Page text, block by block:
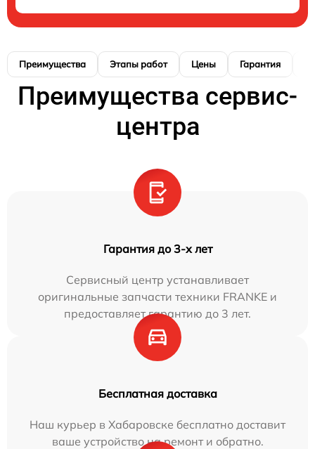
Преимущества Этапы работ Цены Гарантия
Преимущества сервис-
центра
Гарантия до 3-х лет
Сервисный центр устанавливает
оригинальные запчасти техники FRANKE и
предоставляет гарантию до 3 лет.
Бесплатная доставка
Наш курьер в Хабаровске бесплатно доставит
ваше устройство на ремонт и обратно.